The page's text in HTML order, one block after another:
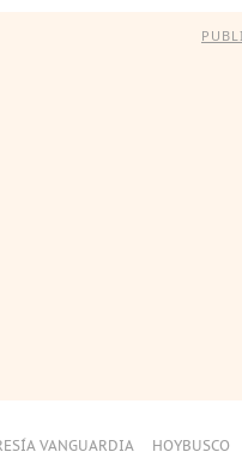
VANGUARDIA HOYBUSCO